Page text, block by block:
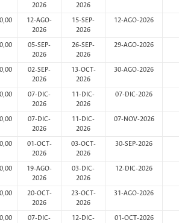
2026
2026
12-AGO-
2026
15-SEP-
2026
12-AGO-2026
05-SEP-
2026
26-SEP-
2026
29-AGO-2026
02-SEP-
2026
13-OCT-
2026
30-AGO-2026
07-DIC-
2026
11-DIC-
2026
07-DIC-2026
07-DIC-
2026
11-DIC-
2026
07-NOV-2026
01-OCT-
2026
03-OCT-
2026
30-SEP-2026
19-AGO-
2026
03-DIC-
2026
12-DIC-2026
20-OCT-
2026
23-OCT-
2026
31-AGO-2026
07-DIC-
12-DIC-
01-OCT-2026